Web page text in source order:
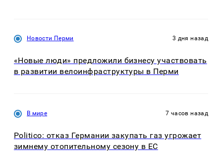
Новости Перми 3 дня назад
«Новые люди» предложили бизнесу участвовать
в развитии велоинфраструктуры в Перми
В мире 7 часов назад
Politico: отказ Германии закупать газ угрожает
зимнему отопительному сезону в ЕС